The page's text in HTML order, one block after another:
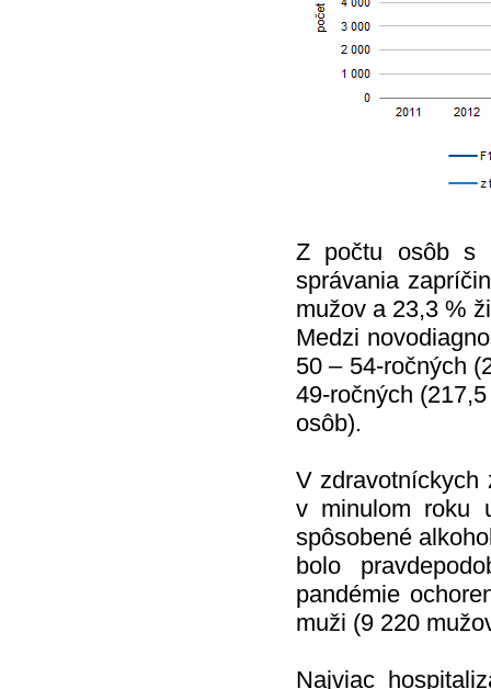
Z počtu osôb s
správania
mužov a 23,3 %
Medzi
50 – 54-ročných
49-ročných
osôb).
V zdravotníckych
v minulom roku
spôsobené
bolo
pandémie
muži (9 220
Najviac